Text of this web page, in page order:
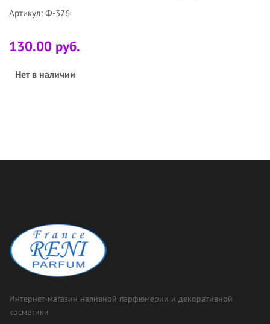
Артикул: Ф-376
130.00 руб.
Нет в наличии
Интернет-магазин наливной парфюмерии и декоративной
косметики